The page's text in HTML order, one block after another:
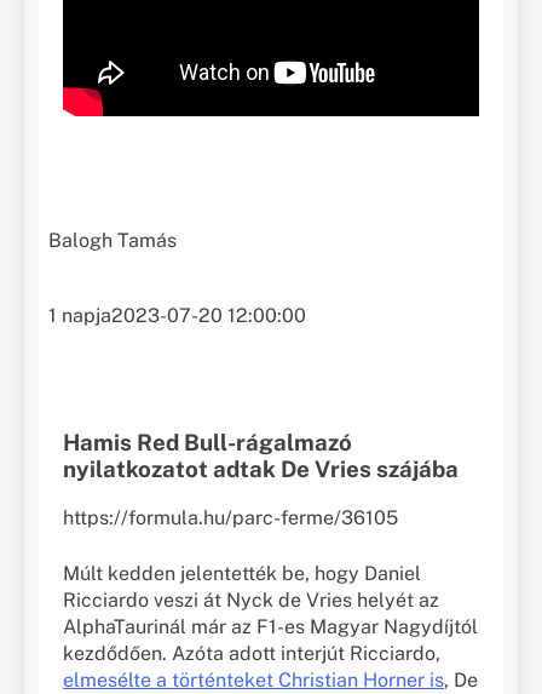
Balogh Tamás
1 napja2023-07-20 12:00:00
Hamis Red Bull-rágalmazó
nyilatkozatot adtak De Vries szájába
https://formula.hu/parc-ferme/36105
Múlt kedden jelentették be, hogy Daniel
Ricciardo veszi át Nyck de Vries helyét az
AlphaTaurinál már az F1-es Magyar Nagydíjtól
kezdődően. Azóta adott interjút Ricciardo,
elmesélte a történteket Christian Horner is, De